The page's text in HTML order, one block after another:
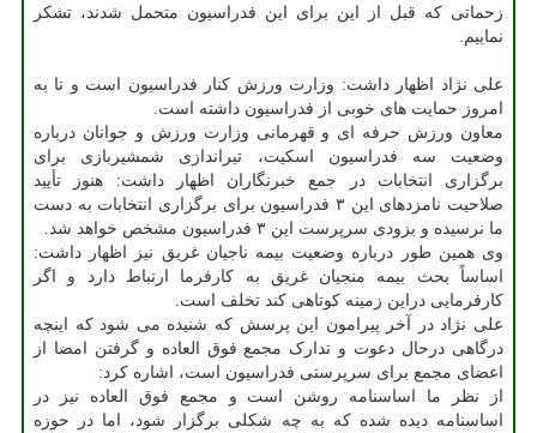
زحماتی که قبل از این برای این فدراسیون متحمل شدند، تشکر
نماییم.
علی نژاد اظهار داشت: وزارت ورزش کنار فدراسیون است و تا به
امروز حمایت های خوبی از فدراسیون داشته است.
معاون ورزش حرفه ای و قهرمانی وزارت ورزش و جوانان درباره
وضعیت سه فدراسیون اسکیت، تیراندازی شمشیربازی برای
برگزاری انتخابات در جمع خبرنگاران اظهار داشت: هنوز تأیید
صلاحیت نامزدهای این ۳ فدراسیون برای برگزاری انتخابات به دست
ما نرسیده و بزودی سرپرست این ۳ فدراسیون مشخص خواهد شد.
وی همین طور درباره وضعیت بیمه ناجیان غریق نیز اظهار داشت:
اساساً بحث بیمه منجیان غریق به کارفرما ارتباط دارد و اگر
کارفرمایی دراین زمینه کوتاهی کند تخلف است.
علی نژاد در آخر پیرامون این پرسش که شنیده می شود که اینچه
درگاهی درحال دعوت و تدارک مجمع فوق العاده و گرفتن امضا از
اعضای مجمع برای سرپرستی فدراسیون است، اشاره کرد:
از نظر ما اساسنامه روشن است و مجمع فوق العاده نیز در
اساسنامه دیده شده که به چه شکلی برگزار شود، اما در حوزه